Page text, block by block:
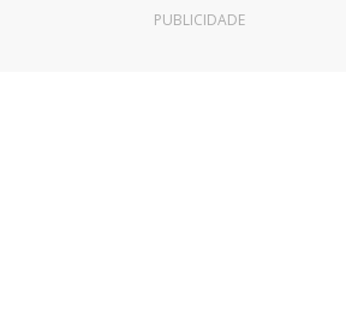
PUBLICIDADE